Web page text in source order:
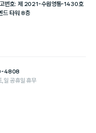
번호: 제 2021-수원영통-1430호
드 타워 8층
4808
공휴일 휴무